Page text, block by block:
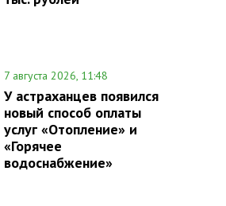
7 августа 2026, 11:48
У астраханцев появился
новый способ оплаты
услуг «Отопление» и
«Горячее
водоснабжение»